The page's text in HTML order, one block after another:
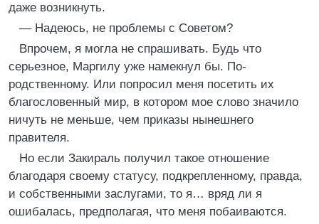
даже возникнуть.
— Надеюсь, не проблемы с Советом?
Впрочем, я могла не спрашивать. Будь что
серьезное, Маргилу уже намекнул бы. По-
родственному. Или попросил меня посетить их
благословенный мир, в котором мое слово значило
ничуть не меньше, чем приказы нынешнего
правителя.
Но если Закираль получил такое отношение
благодаря своему статусу, подкрепленному, правда,
и собственными заслугами, то я… вряд ли я
ошибалась, предполагая, что меня побаиваются.